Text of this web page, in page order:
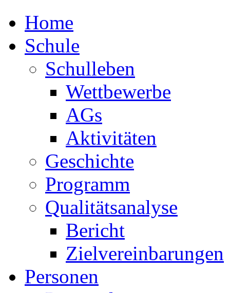
Home
Schule
Schulleben
Wettbewerbe
AGs
Aktivitäten
Geschichte
Programm
Qualitätsanalyse
Bericht
Zielvereinbarungen
Personen